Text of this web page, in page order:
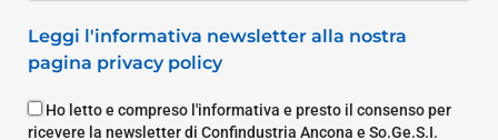
Leggi l'informativa newsletter alla nostra
pagina privacy policy
Ho letto e compreso l'informativa e presto il consenso per
ricevere la newsletter di Confindustria Ancona e So.Ge.S.I.